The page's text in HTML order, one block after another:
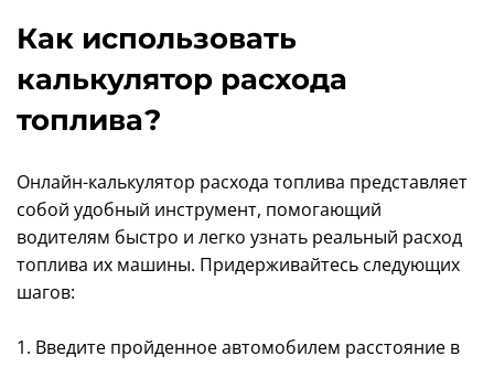
Как использовать
калькулятор расхода
топлива?
Онлайн-калькулятор расхода топлива представляет
собой удобный инструмент, помогающий
водителям быстро и легко узнать реальный расход
топлива их машины. Придерживайтесь следующих
шагов:
1. Введите пройденное автомобилем расстояние в